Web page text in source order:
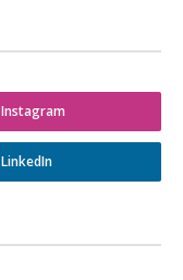
Instagram
LinkedIn